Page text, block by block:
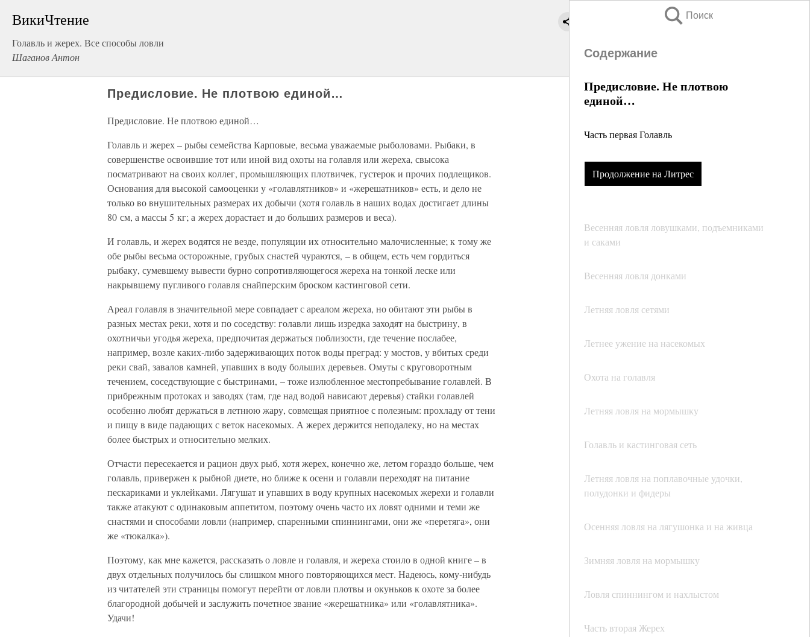
ВикиЧтение
Голавль и жерех. Все способы ловли
Шаганов Антон
Поиск
Содержание
Предисловие. Не плотвою
единой…
Часть первая Голавль
Продолжение на Литрес
Весенняя ловля ловушками, подъемниками
и саками
Весенняя ловля донками
Летняя ловля сетями
Летнее ужение на насекомых
Охота на голавля
Летняя ловля на мормышку
Голавль и кастинговая сеть
Летняя ловля на поплавочные удочки,
полудонки и фидеры
Осенняя ловля на лягушонка и на живца
Зимняя ловля на мормышку
Ловля спиннингом и нахлыстом
Часть вторая Жерех
Предисловие. Не плотвою единой…
Предисловие. Не плотвою единой…
Голавль и жерех – рыбы семейства Карповые, весьма уважаемые рыболовами. Рыбаки, в
совершенстве освоившие тот или иной вид охоты на голавля или жереха, свысока
посматривают на своих коллег, промышляющих плотвичек, густерок и прочих подлещиков.
Основания для высокой самооценки у «голавлятников» и «жерешатников» есть, и дело не
только во внушительных размерах их добычи (хотя голавль в наших водах достигает длины
80 см, а массы 5 кг; а жерех дорастает и до больших размеров и веса).
И голавль, и жерех водятся не везде, популяции их относительно малочисленные; к тому же
обе рыбы весьма осторожные, грубых снастей чураются, – в общем, есть чем гордиться
рыбаку, сумевшему вывести бурно сопротивляющегося жереха на тонкой леске или
накрывшему пугливого голавля снайперским броском кастинговой сети.
Ареал голавля в значительной мере совпадает с ареалом жереха, но обитают эти рыбы в
разных местах реки, хотя и по соседству: голавли лишь изредка заходят на быстрину, в
охотничьи угодья жереха, предпочитая держаться поблизости, где течение послабее,
например, возле каких-либо задерживающих поток воды преград: у мостов, у вбитых среди
реки свай, завалов камней, упавших в воду больших деревьев. Омуты с круговоротным
течением, соседствующие с быстринами, – тоже излюбленное местопребывание голавлей. В
прибрежным протоках и заводях (там, где над водой нависают деревья) стайки голавлей
особенно любят держаться в летнюю жару, совмещая приятное с полезным: прохладу от тени
и пищу в виде падающих с веток насекомых. А жерех держится неподалеку, но на местах
более быстрых и относительно мелких.
Отчасти пересекается и рацион двух рыб, хотя жерех, конечно же, летом гораздо больше, чем
голавль, привержен к рыбной диете, но ближе к осени и голавли переходят на питание
пескариками и уклейками. Лягушат и упавших в воду крупных насекомых жерехи и голавли
также атакуют с одинаковым аппетитом, поэтому очень часто их ловят одними и теми же
снастями и способами ловли (например, спаренными спиннингами, они же «перетяга», они
же «тюкалка»).
Поэтому, как мне кажется, рассказать о ловле и голавля, и жереха стоило в одной книге – в
двух отдельных получилось бы слишком много повторяющихся мест. Надеюсь, кому-нибудь
из читателей эти страницы помогут перейти от ловли плотвы и окуньков к охоте за более
благородной добычей и заслужить почетное звание «жерешатника» или «голавлятника».
Удачи!